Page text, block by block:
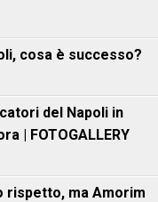
cosa è successo?
del Napoli in
| FOTOGALLERY
rispetto, ma Amorim